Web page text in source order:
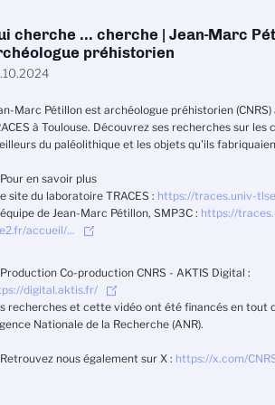
cherche ... cherche | Jean-Marc
préhistorien
Marc Pétillon est archéologue préhistorien
à Toulouse. Découvrez ses recherches sur les
du paléolithique et les objets qu'ils
en savoir plus
site du laboratoire TRACES : https://traces.univ-
de Jean-Marc Pétillon, SMP3C : https://
accueil/...
Co-production CNRS - AKTIS Digital :
digital.aktis.fr/
recherches et cette vidéo ont été financés en tout
Nationale de la Recherche (ANR).
nous également sur X : https://x.com/